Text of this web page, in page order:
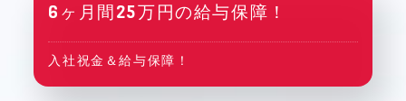
6ヶ月間25万円の給与保障！
入社祝金＆給与保障！